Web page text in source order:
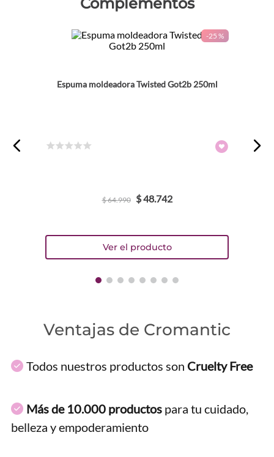
Complementos
-25 %
Espuma moldeadora Twisted Got2b 250ml
$64.990 $48.742
Ventajas de Cromantic
Todos nuestros productos son Cruelty Free
Más de 10.000 productos para tu cuidado,
belleza y empoderamiento